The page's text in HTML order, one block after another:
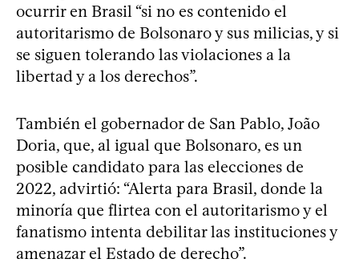
ocurrir en Brasil “si no es contenido el
autoritarismo de Bolsonaro y sus milicias, y si
se siguen tolerando las violaciones a la
libertad y a los derechos”.
También el gobernador de San Pablo, João
Doria, que, al igual que Bolsonaro, es un
posible candidato para las elecciones de
2022, advirtió: “Alerta para Brasil, donde la
minoría que flirtea con el autoritarismo y el
fanatismo intenta debilitar las instituciones y
amenazar el Estado de derecho”.